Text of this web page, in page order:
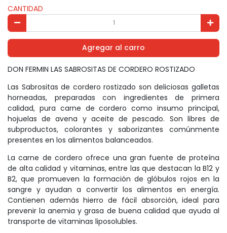
CANTIDAD
Agregar al carro
DON FERMIN LAS SABROSITAS DE CORDERO ROSTIZADO
Las Sabrositas de cordero rostizado son deliciosas galletas
horneadas, preparadas con ingredientes de primera
calidad, pura carne de cordero como insumo principal,
hojuelas de avena y aceite de pescado. Son libres de
subproductos, colorantes y saborizantes comúnmente
presentes en los alimentos balanceados.
La carne de cordero ofrece una gran fuente de proteína
de alta calidad y vitaminas, entre las que destacan la B12 y
B2, que promueven la formación de glóbulos rojos en la
sangre y ayudan a convertir los alimentos en energía.
Contienen además hierro de fácil absorción, ideal para
prevenir la anemia y grasa de buena calidad que ayuda al
transporte de vitaminas liposolubles.